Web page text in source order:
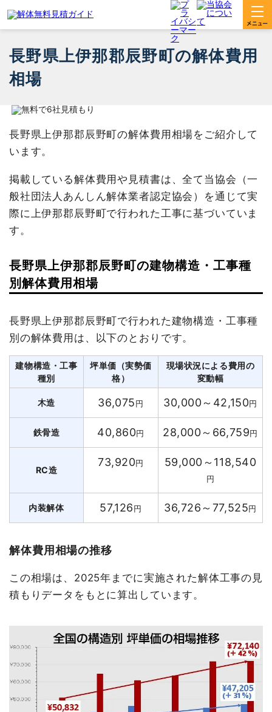
長野県上伊那郡辰野町の解体費用
相場
長野県上伊那郡辰野町の解体費用相場をご紹介して
います。
掲載している解体費用や見積書は、全て当協会（一
般社団法人あんしん解体業者認定協会）を通じて実
際に上伊那郡辰野町で行われた工事に基づいていま
す。
長野県上伊那郡辰野町の建物構造・工事種
別解体費用相場
長野県上伊那郡辰野町で行われた建物構造・工事種
別の解体費用は、以下のとおりです。
建物構造・工事
種別
坪単価（実勢価
格）
現場状況による費用の
変動幅
木造 36,075円 30,000～42,150円
鉄骨造 40,860円 28,000～66,759円
RC造
73,920円 59,000～118,540
円
内装解体 57,126円 36,726～77,525円
解体費用相場の推移
この相場は、2025年までに実施された解体工事の見
積もりデータをもとに算出しています。